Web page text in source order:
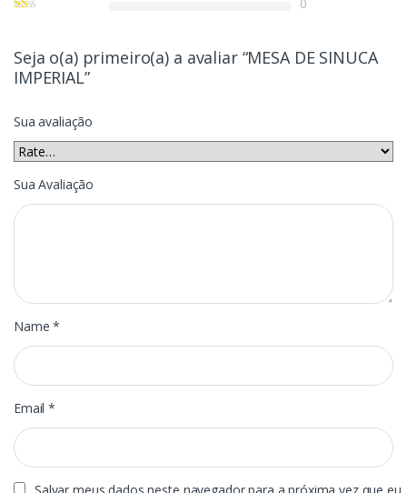
0
Seja o(a) primeiro(a) a avaliar “MESA DE SINUCA
IMPERIAL”
Sua avaliação
Sua Avaliação
Name*
Email*